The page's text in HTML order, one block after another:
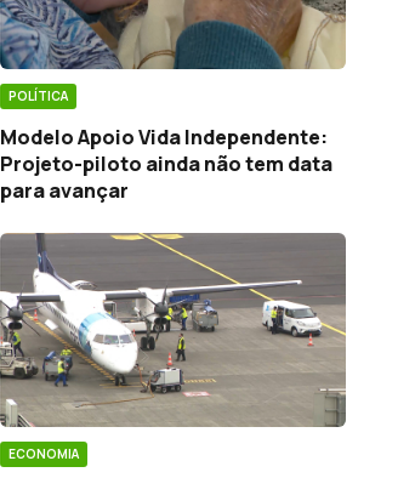
POLÍTICA
Modelo Apoio Vida Independente:
Projeto-piloto ainda não tem data
para avançar
ECONOMIA